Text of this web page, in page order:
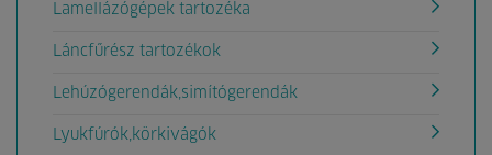
Lamellázógépek tartozéka
Láncfűrész tartozékok
Lehúzógerendák,simítógerendák
Lyukfúrók,körkivágók